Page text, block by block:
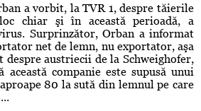
a vorbit, la TVR 1, despre tăierile
chiar şi în această perioadă, a
Surprinzător, Orban a informat
net de lemn, nu exportator, aşa
despre austriecii de la Schweighofer,
această companie este supusă unui
80 la sută din lemnul pe care